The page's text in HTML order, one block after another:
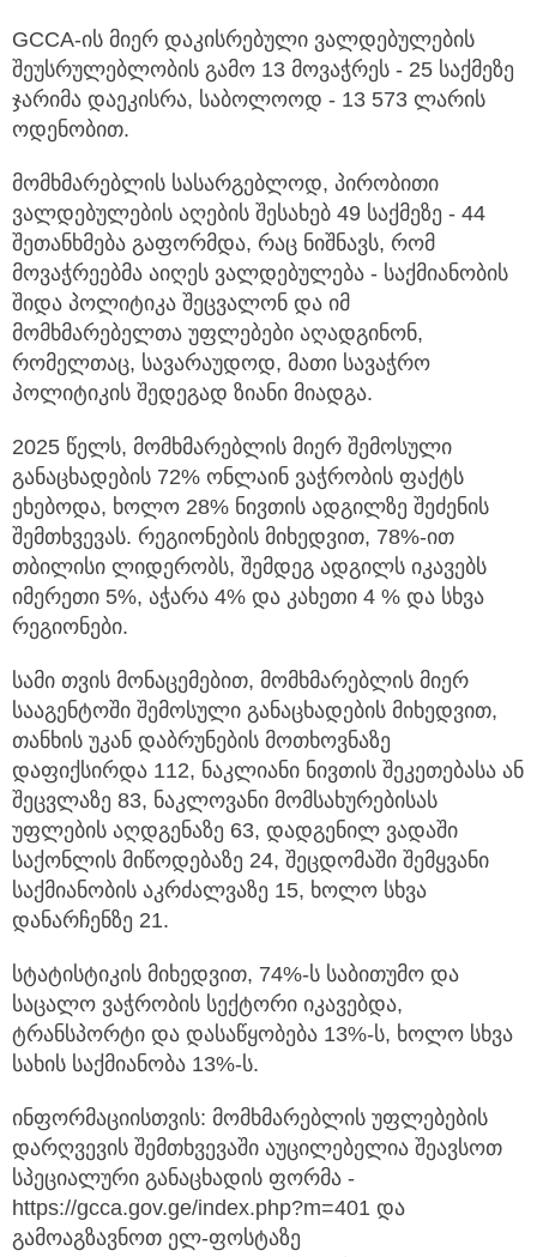
GCCA-ის მიერ დაკისრებული ვალდებულების
შეუსრულებლობის გამო 13 მოვაჭრეს - 25 საქმეზე
ჯარიმა დაეკისრა, საბოლოოდ - 13 573 ლარის
ოდენობით.
მომხმარებლის სასარგებლოდ, პირობითი
ვალდებულების აღების შესახებ 49 საქმეზე - 44
შეთანხმება გაფორმდა, რაც ნიშნავს, რომ
მოვაჭრეებმა აიღეს ვალდებულება - საქმიანობის
შიდა პოლიტიკა შეცვალონ და იმ
მომხმარებელთა უფლებები აღადგინონ,
რომელთაც, სავარაუდოდ, მათი სავაჭრო
პოლიტიკის შედეგად ზიანი მიადგა.
2025 წელს, მომხმარებლის მიერ შემოსული
განაცხადების 72% ონლაინ ვაჭრობის ფაქტს
ეხებოდა, ხოლო 28% ნივთის ადგილზე შეძენის
შემთხვევას. რეგიონების მიხედვით, 78%-ით
თბილისი ლიდერობს, შემდეგ ადგილს იკავებს
იმერეთი 5%, აჭარა 4% და კახეთი 4 % და სხვა
რეგიონები.
სამი თვის მონაცემებით, მომხმარებლის მიერ
სააგენტოში შემოსული განაცხადების მიხედვით,
თანხის უკან დაბრუნების მოთხოვნაზე
დაფიქსირდა 112, ნაკლიანი ნივთის შეკეთებასა ან
შეცვლაზე 83, ნაკლოვანი მომსახურებისას
უფლების აღდგენაზე 63, დადგენილ ვადაში
საქონლის მიწოდებაზე 24, შეცდომაში შემყვანი
საქმიანობის აკრძალვაზე 15, ხოლო სხვა
დანარჩენზე 21.
სტატისტიკის მიხედვით, 74%-ს საბითუმო და
საცალო ვაჭრობის სექტორი იკავებდა,
ტრანსპორტი და დასაწყობება 13%-ს, ხოლო სხვა
სახის საქმიანობა 13%-ს.
ინფორმაციისთვის: მომხმარებლის უფლებების
დარღვევის შემთხვევაში აუცილებელია შეავსოთ
სპეციალური განაცხადის ფორმა -
https://gcca.gov.ge/index.php?m=401 და
გამოაგზავნოთ ელ-ფოსტაზე